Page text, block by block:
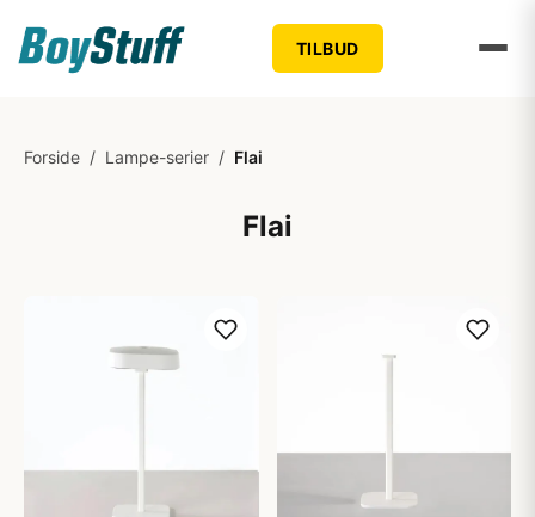
TILBUD
Forside / Lampe-serier / Flai
Flai